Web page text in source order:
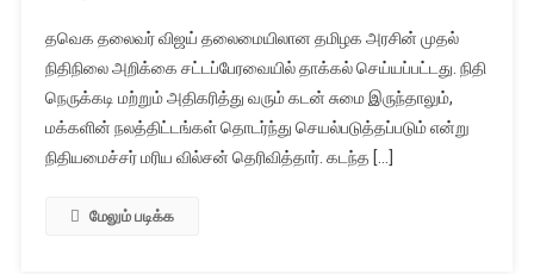
முதல்
தவெக தலைவர் விஜய் தலைமையிலான தமிழக அரசின் முதல்
நிதிநிலை அறிக்கை சட்டப்பேரவையில் தாக்கல் செய்யப்பட்டது. நிதி
நெருக்கடி மற்றும் அதிகரித்து வரும் கடன் சுமை இருந்தாலும்,
மக்களின் நலத்திட்டங்கள் தொடர்ந்து செயல்படுத்தப்படும் என்று
நிதியமைச்சர் மரிய வில்சன் தெரிவித்தார். கடந்த […]
மேலும் படிக்க